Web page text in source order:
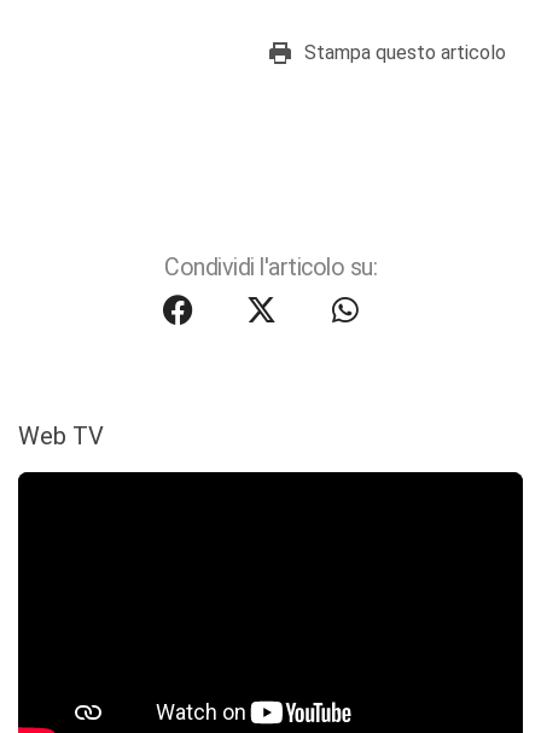
Stampa questo articolo
Condividi l'articolo su:
Web TV